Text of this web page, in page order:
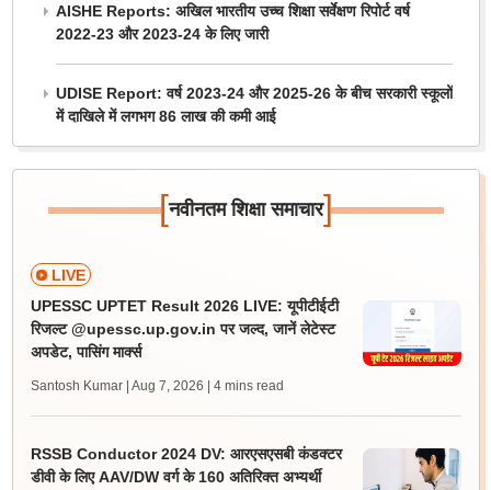
AISHE Reports: अखिल भारतीय उच्च शिक्षा सर्वेक्षण रिपोर्ट वर्ष
2022-23 और 2023-24 के लिए जारी
UDISE Report: वर्ष 2023-24 और 2025-26 के बीच सरकारी स्कूलों
में दाखिले में लगभग 86 लाख की कमी आई
[नवीनतम शिक्षा समाचार]
LIVE
UPESSC UPTET Result 2026 LIVE: यूपीटीईटी
रिजल्ट @upessc.up.gov.in पर जल्द, जानें लेटेस्ट
अपडेट, पासिंग मार्क्स
Santosh Kumar | Aug 7, 2026 | 4 mins read
RSSB Conductor 2024 DV: आरएसएसबी कंडक्टर
डीवी के लिए AAV/DW वर्ग के 160 अतिरिक्त अभ्यर्थी